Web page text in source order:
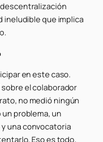
ineludible que implica
en este caso.
el colaborador
no medió ningún
problema, un
una convocatoria
Eso es todo.